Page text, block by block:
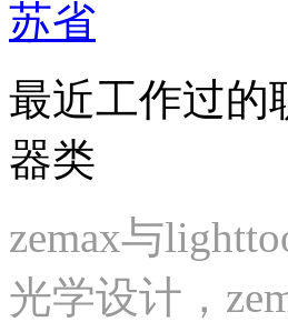
苏省
最近工作过的
器类
zemax与
光学设计，